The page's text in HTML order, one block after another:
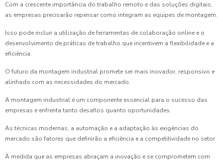
Com a crescente importância do trabalho remoto e das soluções digitais,
as empresas precisarão repensar como integram as equipes de montagem.
Isso pode incluir a utilização de ferramentas de colaboração online e o
desenvolvimento de práticas de trabalho que incentivem a flexibilidade e a
eficiência.
O futuro da montagem industrial promete ser mais inovador, responsivo e
alinhado com as necessidades do mercado.
A montagem industrial é um componente essencial para o sucesso das
empresas e enfrenta tanto desafios quanto oportunidades.
As técnicas modernas, a automação e a adaptação às exigências do
mercado são fatores que definirão a eficiência e a competitividade no setor.
À medida que as empresas abraçam a inovação e se comprometem com